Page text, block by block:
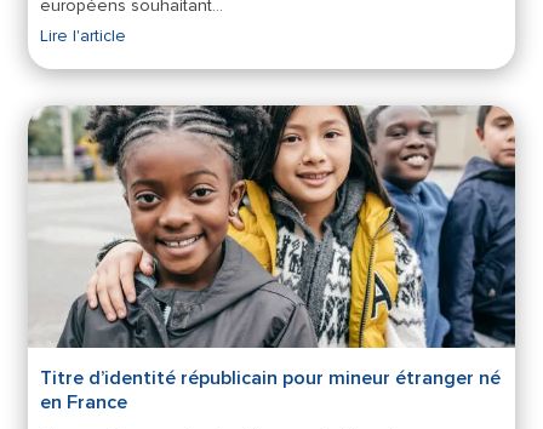
européens souhaitant…
Lire l'article
Titre d’identité républicain pour mineur étranger né
en France